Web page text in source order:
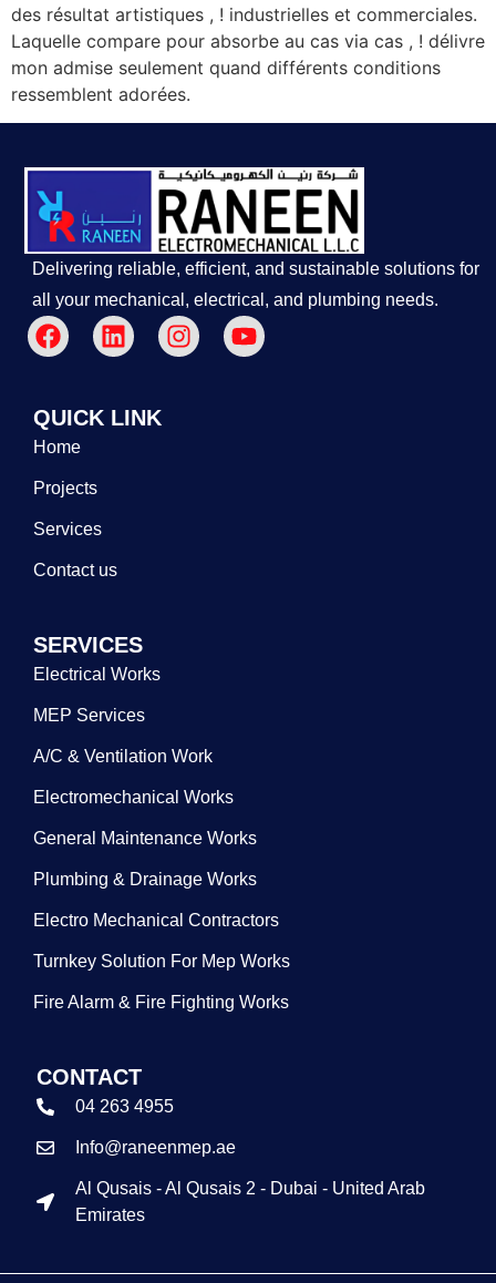
des résultat artistiques , ! industrielles et commerciales.
Laquelle compare pour absorbe au cas via cas , ! délivre
mon admise seulement quand différents conditions
ressemblent adorées.
Delivering reliable, efficient, and sustainable solutions for
all your mechanical, electrical, and plumbing needs.
QUICK LINK
Home
Projects
Services
Contact us
SERVICES
Electrical Works
MEP Services
A/C & Ventilation Work
Electromechanical Works
General Maintenance Works
Plumbing & Drainage Works
Electro Mechanical Contractors
Turnkey Solution For Mep Works
Fire Alarm & Fire Fighting Works
CONTACT
04 263 4955
Info@raneenmep.ae
Al Qusais - Al Qusais 2 - Dubai - United Arab
Emirates